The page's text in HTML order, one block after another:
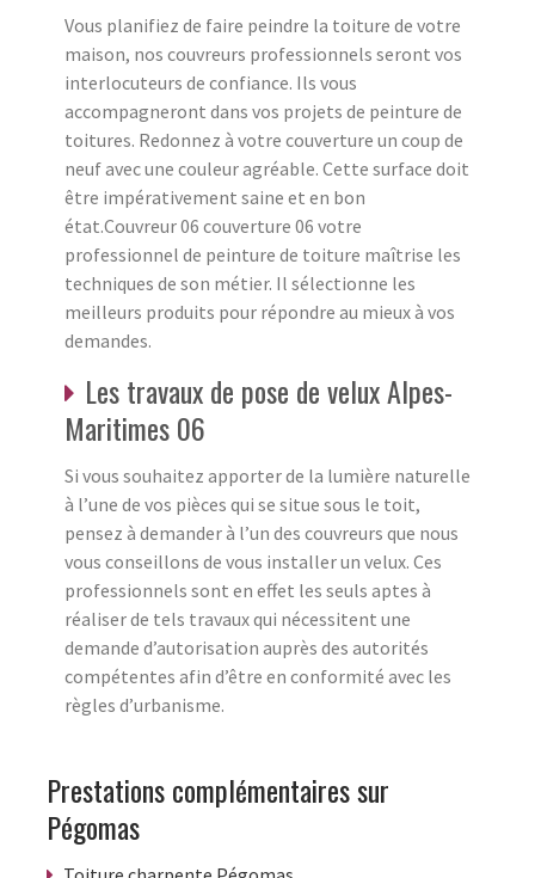
Vous planifiez de faire peindre la toiture de votre
maison, nos couvreurs professionnels seront vos
interlocuteurs de confiance. Ils vous
accompagneront dans vos projets de peinture de
toitures. Redonnez à votre couverture un coup de
neuf avec une couleur agréable. Cette surface doit
être impérativement saine et en bon
état.Couvreur 06 couverture 06 votre
professionnel de peinture de toiture maîtrise les
techniques de son métier. Il sélectionne les
meilleurs produits pour répondre au mieux à vos
demandes.
Les travaux de pose de velux Alpes-
Maritimes 06
Si vous souhaitez apporter de la lumière naturelle
à l’une de vos pièces qui se situe sous le toit,
pensez à demander à l’un des couvreurs que nous
vous conseillons de vous installer un velux. Ces
professionnels sont en effet les seuls aptes à
réaliser de tels travaux qui nécessitent une
demande d’autorisation auprès des autorités
compétentes afin d’être en conformité avec les
règles d’urbanisme.
Prestations complémentaires sur
Pégomas